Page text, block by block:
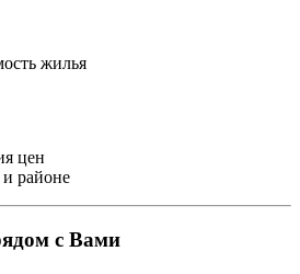
жилья
цен
районе
с Вами